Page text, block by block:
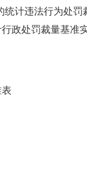
计违法行为处
政处罚裁量基准